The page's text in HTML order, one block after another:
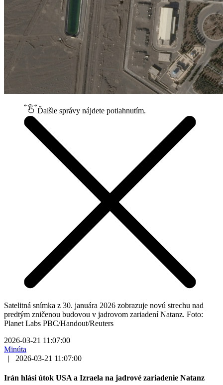
Ďalšie správy nájdete potiahnutím.
Satelitná snímka z 30. januára 2026 zobrazuje novú strechu nad
predtým zničenou budovou v jadrovom zariadení Natanz. Foto:
Planet Labs PBC/Handout/Reuters
2026-03-21 11:07:00
Minúta
|
2026-03-21 11:07:00
Irán hlási útok USA a Izraela na jadrové zariadenie Natanz